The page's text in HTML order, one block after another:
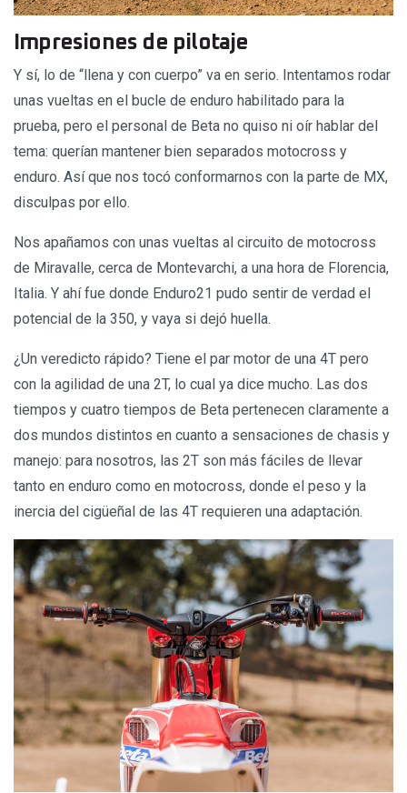
Impresiones de pilotaje
Y sí, lo de “llena y con cuerpo” va en serio. Intentamos rodar
unas vueltas en el bucle de enduro habilitado para la
prueba, pero el personal de Beta no quiso ni oír hablar del
tema: querían mantener bien separados motocross y
enduro. Así que nos tocó conformarnos con la parte de MX,
disculpas por ello.
Nos apañamos con unas vueltas al circuito de motocross
de Miravalle, cerca de Montevarchi, a una hora de Florencia,
Italia. Y ahí fue donde Enduro21 pudo sentir de verdad el
potencial de la 350, y vaya si dejó huella.
¿Un veredicto rápido? Tiene el par motor de una 4T pero
con la agilidad de una 2T, lo cual ya dice mucho. Las dos
tiempos y cuatro tiempos de Beta pertenecen claramente a
dos mundos distintos en cuanto a sensaciones de chasis y
manejo: para nosotros, las 2T son más fáciles de llevar
tanto en enduro como en motocross, donde el peso y la
inercia del cigüeñal de las 4T requieren una adaptación.